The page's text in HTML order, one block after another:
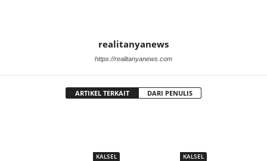
realitanyanews
https://realitanyanews.com
ARTIKEL TERKAIT DARI PENULIS
KALSEL KALSEL